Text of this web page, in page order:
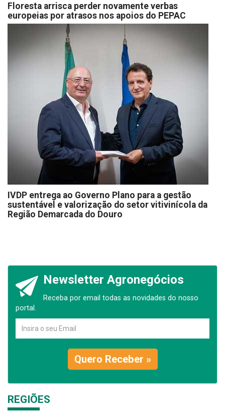
Floresta arrisca perder novamente verbas
europeias por atrasos nos apoios do PEPAC
IVDP entrega ao Governo Plano para a gestão
sustentável e valorização do setor vitivinícola da
Região Demarcada do Douro
Newsletter Agronegócios
Receba por email todas as novidades do nosso
portal.
Quero Receber »
REGIÕES